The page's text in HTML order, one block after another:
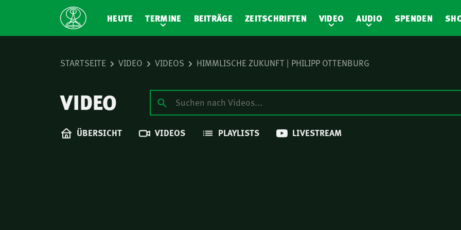
HEUTE TERMINE BEITRÄGE ZEITSCHRIFTEN VIDEO AUDIO SPENDEN
STARTSEITE VIDEO VIDEOS HIMMLISCHE ZUKUNFT | PHILIPP OTTENBURG
VIDEO
ÜBERSICHT VIDEOS PLAYLISTS LIVESTREAM